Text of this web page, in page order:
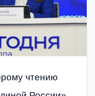
чтению